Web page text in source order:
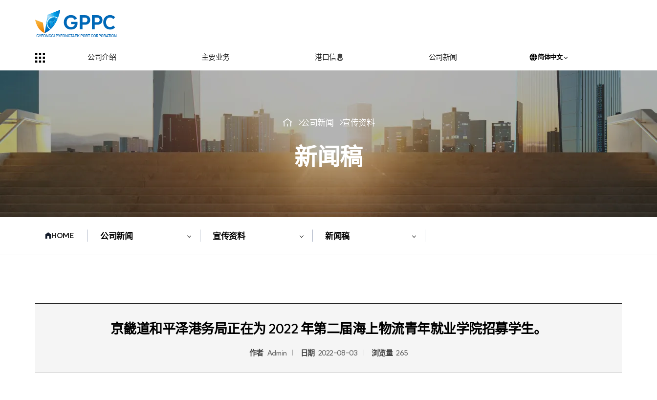
公司介绍 主要业务 港口信息 公司新闻 简体中文
公司新闻 宣传资料
新闻稿
HOME 公司新闻 宣传资料 新闻稿
京畿道和平泽港务局正在为 2022 年第二届海上物流青年就业学院招募学生。
作者 Admin 日期 2022-08-03 浏览量 265